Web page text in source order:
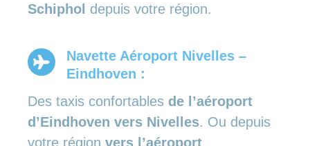
Schiphol depuis votre région.
Navette Aéroport Nivelles –
Eindhoven :
Des taxis confortables de l’aéroport
d’Eindhoven vers Nivelles. Ou depuis
votre région vers l’aéroport